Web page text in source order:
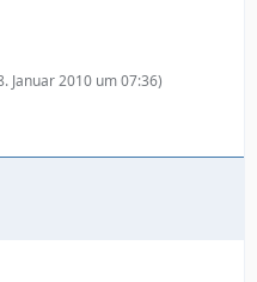
Januar 2010 um 07:36)